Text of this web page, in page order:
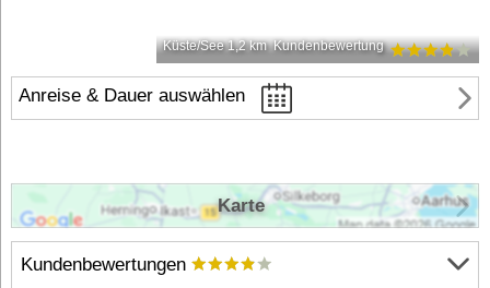
Küste/See 1,2 km Kundenbewertung
Anreise & Dauer auswählen
Kundenbewertungen
Karte